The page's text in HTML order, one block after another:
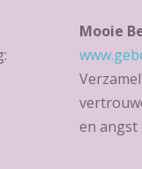
Mooie
en angst